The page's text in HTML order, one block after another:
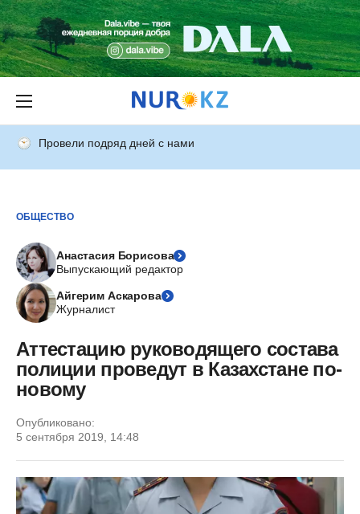
Провели подряд дней с нами
ОБЩЕСТВО
Анастасия Борисова
Выпускающий редактор
Айгерим Аскарова
Журналист
Аттестацию руководящего состава
полиции проведут в Казахстане по-
новому
Опубликовано:
5 сентября 2019, 14:48